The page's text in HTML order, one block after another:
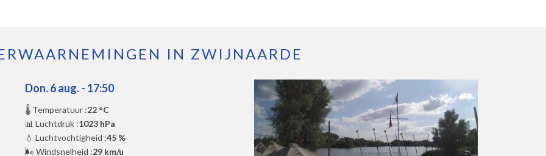
IN ZWIJNAARDE
Don. 6 aug. - 17:50
🌡️ Temperatuur :22 °C
📊 Luchtdruk :1023 hPa
💧 Luchtvochtigheid :45 %
🌬️ Windsnelheid :29 km/u